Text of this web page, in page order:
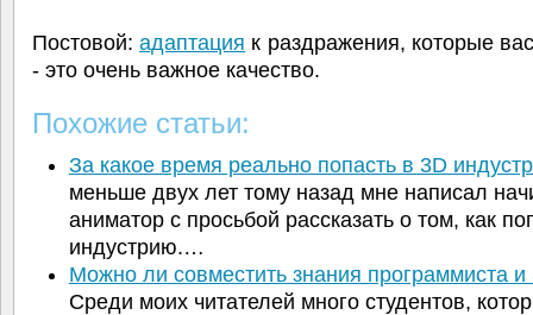
Постовой:адаптация к раздражения, которые
- это очень важное качество.
Похожие статьи:
За какое время реально попасть в 3D
меньше двух лет тому назад мне написал
аниматор с просьбой рассказать о том, как
индустрию.…
Можно ли совместить знания программиста
Среди моих читателей много студентов,